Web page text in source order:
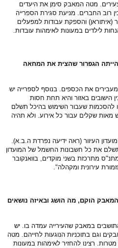
מטה המאבק סימן את היעדים
החברים. מניעת סגירת הספרייה
והספקת עבודות למפעלים
לילדים במעונות לאימהות עובדות.
הגפרור שהצית את המחאה
את הכספים. בנוסף לספרייה יש
הישובים באזור והיא תחת חסות
שעבור השימוש בהיכל תשלם
שקלים עבור כל אירוע. ולא תהיה
העיוור (ראה ידיעה נפרדת ה.ב.א).
את כל חשבונות החשמל של המועדון
מתרכזת בשני מוקדים, בוואנקובר
עירונית ומקהלה".
הוקם, מה הושג ובאיזה נושאים
במאבק שהעירייה עמדה בו. יש
וגם בתוכניות הנוגעות לחייהם. מטה
רצינו להחזיר לאימהות במעונות